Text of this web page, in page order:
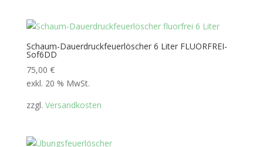
Schaum-Dauerdruckfeuerlöscher 6 Liter FLUORFREI-
Sof6DD
75,00 €
exkl. 20 % MwSt.
zzgl. Versandkosten